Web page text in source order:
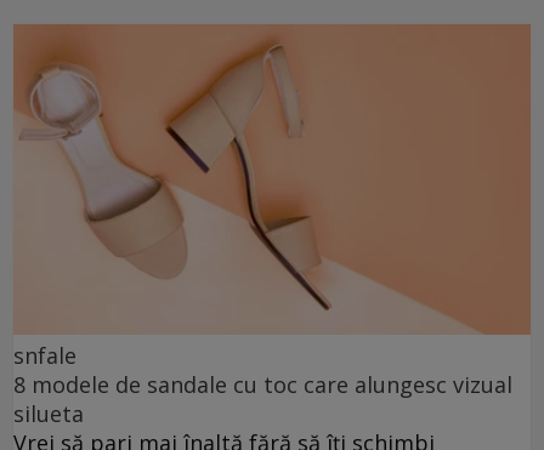
snfale
8 modele de sandale cu toc care alungesc vizual
silueta
Vrei să pari mai înaltă fără să îți schimbi